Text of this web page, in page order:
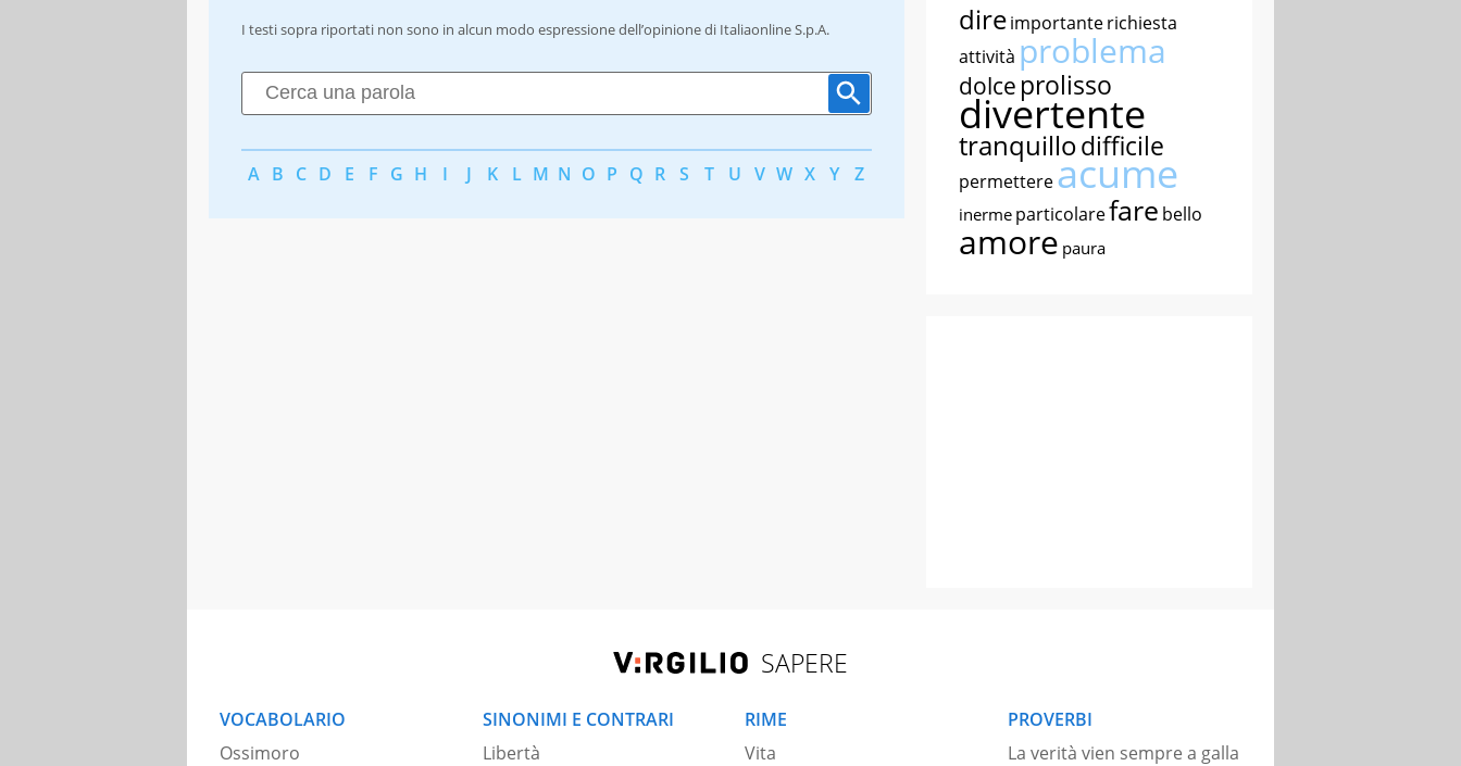
I testi sopra riportati non sono in alcun modo espressione dell’opinione di Italiaonline S.p.A.
A B C D E F G H I J K L M N O P Q R S T U V W X Y Z
direimportanterichiesta
attività problema
dolce prolisso
divertente
tranquillodifficile
permettereacume
inerme particolarefare bello
amore paura
SAPERE
VOCABOLARIO
Ossimoro
SINONIMI E CONTRARI
Libertà
RIME
Vita
PROVERBI
La verità vien sempre a galla